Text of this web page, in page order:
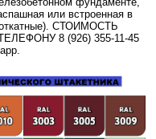
или встроенная в
откатные). СТОИМОСТЬ
8 (926) 355-11-45